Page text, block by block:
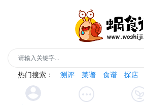
热门搜索： 测评 菜谱 食谱 探店